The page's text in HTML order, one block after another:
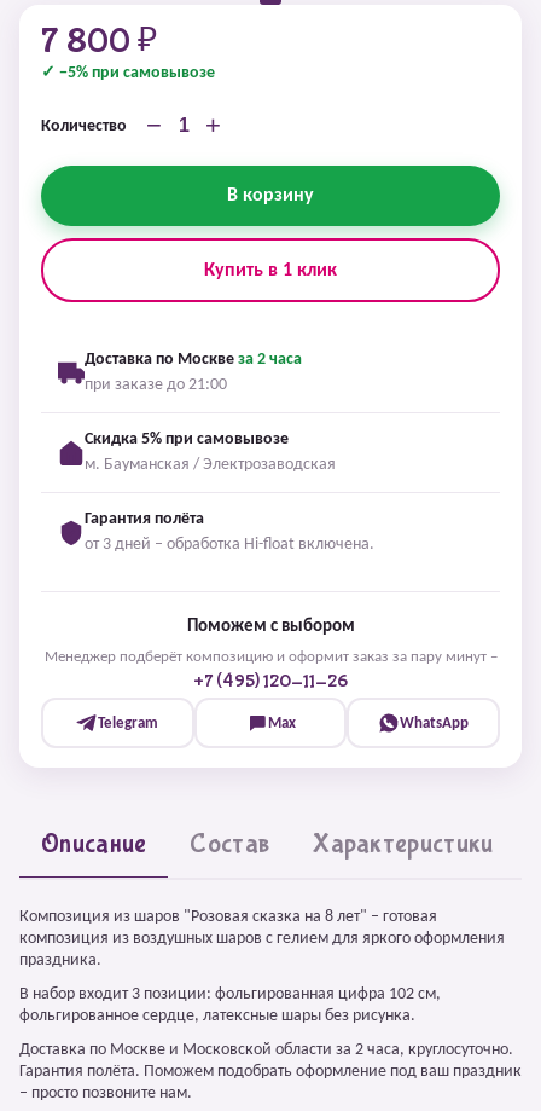
7 800 ₽
✓ −5% при самовывозе
Количество − +
В корзину
Купить в 1 клик
Доставка по Москве за 2 часа
при заказе до 21:00
Скидка 5% при самовывозе
м. Бауманская / Электрозаводская
Гарантия полёта
от 3 дней – обработка Hi-float включена.
Поможем с выбором
Менеджер подберёт композицию и оформит заказ за пару минут –
+7 (495) 120-11-26
Telegram Max WhatsApp
Описание Состав Характеристики
Композиция из шаров "Розовая сказка на 8 лет" – готовая
композиция из воздушных шаров с гелием для яркого оформления
праздника.
В набор входит 3 позиции: фольгированная цифра 102 см,
фольгированное сердце, латексные шары без рисунка.
Доставка по Москве и Московской области за 2 часа, круглосуточно.
Гарантия полёта. Поможем подобрать оформление под ваш праздник
– просто позвоните нам.